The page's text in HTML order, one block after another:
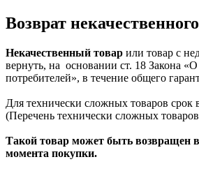
Возврат
Некачественный товар или товар с
вернуть, на основании ст. 18 Закона
потребителей», в течение общего
Для технически сложных товаров срок
(Перечень технически сложных
Такой товар может быть возвращен в
момента покупки.